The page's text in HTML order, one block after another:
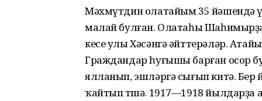
Мәхмүтдин олатайым 35 йәшендә
малай булған. Олатаһы
кесе улы Хәсәнгә әйттерәләр.
Граждандар һуғышы барған осор
ялланып, эшләргә сығып китә. Бер
ҡайтып төшә. 1917—1918